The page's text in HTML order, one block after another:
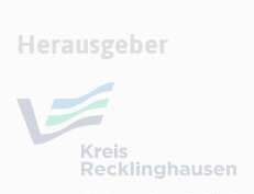
Herausgeber